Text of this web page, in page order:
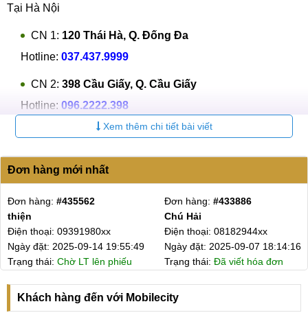
Tại Hà Nội
CN 1: 120 Thái Hà, Q. Đống Đa
Hotline: 037.437.9999
CN 2: 398 Cầu Giấy, Q. Cầu Giấy
Hotline: 096.2222.398
42 Phố Vọng, Hai Bà Trưng
Hotline:0338.424242
Tại TP Hồ Chí Minh
CN 4:
123 Trần Quang Khải, Quận 1
Hotline:0969.520.520
CN 5:602 Lê Hồng Phong, Quận 10
Xem thêm chi tiết bài viết
Đơn hàng mới nhất
Đơn hàng: #435562
thiện
Điện thoại: 09391980xx
Ngày đặt: 2025-09-14 19:55:49
Trạng thái: Chờ LT lên phiếu
Đơn hàng: #433886
Chú Hải
Điện thoại: 08182944xx
Ngày đặt: 2025-09-07 18:14:16
Trạng thái: Đã viết hóa đơn
Khách hàng đến với Mobilecity